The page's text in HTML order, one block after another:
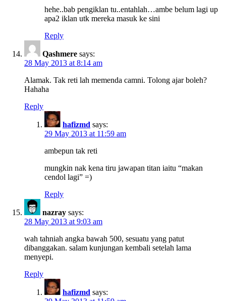
hehe..bab pengiklan tu..entahlah…ambe belum lagi up
apa2 iklan utk mereka masuk ke sini
Reply
Qashmere says:
28 May 2013 at 8:14 am
Alamak. Tak reti lah memenda camni. Tolong ajar boleh?
Hahaha
Reply
hafizmd says:
29 May 2013 at 11:59 am
ambepun tak reti
mungkin nak kena tiru jawapan titan iaitu “makan
cendol lagi” =)
Reply
nazray says:
28 May 2013 at 9:03 am
wah tahniah angka bawah 500, sesuatu yang patut
dibanggakan. salam kunjungan kembali setelah lama
menyepi.
Reply
hafizmd says: